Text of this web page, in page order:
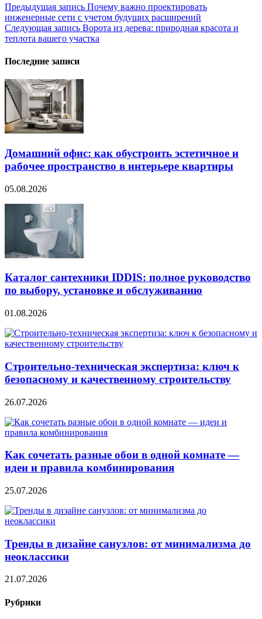
Навигация
по
записям
Предыдущая запись Почему важно проектировать
инженерные сети с учетом будущих расширений
Следующая запись Ворота из дерева: природная красота и
теплота вашего участка
Последние записи
Домашний офис: как обустроить эстетичное и
рабочее пространство в интерьере квартиры
05.08.2026
Каталог сантехники IDDIS: полное руководство
по выбору, установке и обслуживанию
01.08.2026
Строительно‑техническая экспертиза: ключ к
безопасному и качественному строительству
26.07.2026
Как сочетать разные обои в одной комнате —
идеи и правила комбинирования
25.07.2026
Тренды в дизайне санузлов: от минимализма до
неоклассики
21.07.2026
Рубрики